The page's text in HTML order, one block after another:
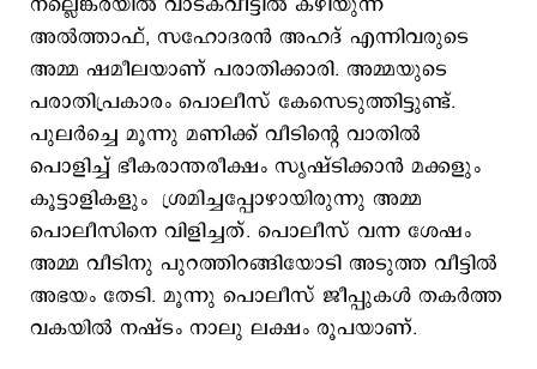
അല്‍ത്താഫ്, സഹോദരന്‍ അഹദ് എന്നിവരുടെ
അമ്മ ഷമീലയാണ് പരാതിക്കാരി. അമ്മയുടെ
പരാതിപ്രകാരം പൊലീസ് കേസെടുത്തിട്ടുണ്ട്.
പുലര്‍ച്ചെ മൂന്നു മണിക്ക് വീടിന്‍റെ വാതില്‍
പൊളിച്ച് ഭീകരാന്തരീക്ഷം സൃഷ്ടിക്കാന്‍ മക്കളും
കൂട്ടാളികളും ശ്രമിച്ചപ്പോഴായിരുന്നു അമ്മ
പൊലീസിനെ വിളിച്ചത്. പൊലീസ് വന്ന ശേഷം
അമ്മ വീടിനു പുറത്തിറങ്ങിയോടി അടുത്ത വീട്ടില്‍
അഭയം തേടി. മൂന്നു പൊലീസ് ജീപ്പുകള്‍ തകര്‍ത്ത
വകയില്‍ നഷ്ടം നാലു ലക്ഷം രൂപയാണ്.